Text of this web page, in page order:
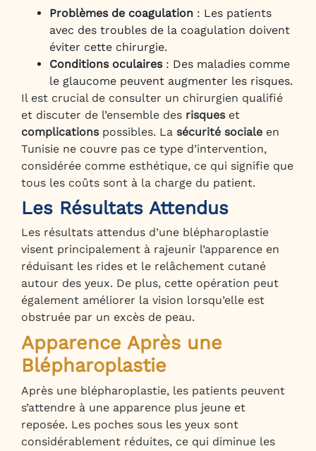
Problèmes de coagulation : Les patients
avec des troubles de la coagulation doivent
éviter cette chirurgie.
Conditions oculaires: Des maladies comme
le glaucome peuvent augmenter les risques.
Il est crucial de consulter un chirurgien qualifié
et discuter de l’ensemble des risqueset
complicationspossibles. La sécurité sociale en
Tunisie ne couvre pas ce type d’intervention,
considérée comme esthétique, ce qui signifie que
tous les coûts sont à la charge du patient.
Les Résultats Attendus
Les résultats attendus d’une blépharoplastie
visent principalement à rajeunir l’apparence en
réduisant les rides et le relâchement cutané
autour des yeux. De plus, cette opération peut
également améliorer la vision lorsqu’elle est
obstruée par un excès de peau.
Apparence Après une
Blépharoplastie
Après une blépharoplastie, les patients peuvent
s’attendre à une apparence plus jeune et
reposée. Les poches sous les yeux sont
considérablement réduites, ce qui diminue les